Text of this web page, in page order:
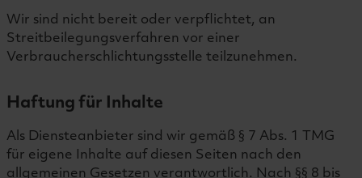
Wir sind nicht bereit oder verpflichtet, an
Streitbeilegungsverfahren vor einer
Verbraucherschlichtungsstelle teilzunehmen.
Haftung für Inhalte
Als Diensteanbieter sind wir gemäß § 7 Abs. 1 TMG
für eigene Inhalte auf diesen Seiten nach den
allgemeinen Gesetzen verantwortlich. Nach §§ 8 bis